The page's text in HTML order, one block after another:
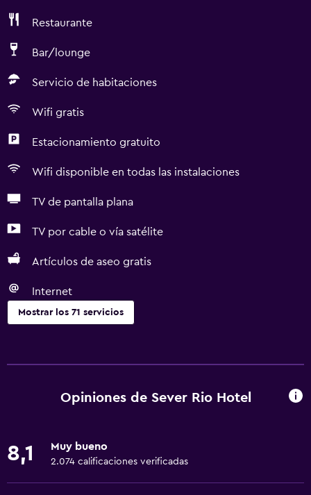
Restaurante
Bar/lounge
Servicio de habitaciones
Wifi gratis
Estacionamiento gratuito
Wifi disponible en todas las instalaciones
TV de pantalla plana
TV por cable o vía satélite
Artículos de aseo gratis
Internet
Mostrar los 71 servicios
Wifi gratis
Artículos de aseo gratis
Opiniones de Sever Rio Hotel
8,1 Muy bueno
2.074 calificaciones verificadas